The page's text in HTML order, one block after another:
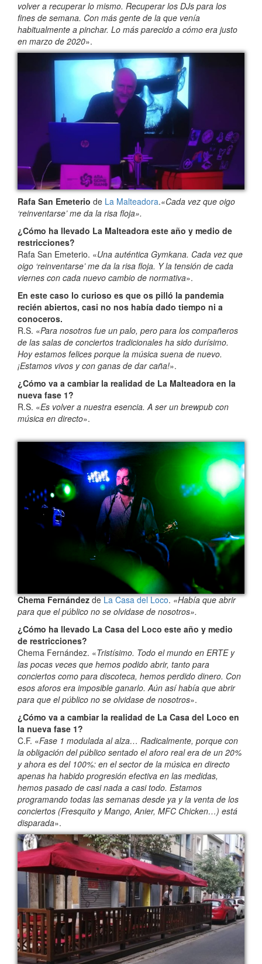
volver a recuperar lo mismo. Recuperar los DJs para los
fines de semana. Con más gente de la que venía
habitualmente a pinchar. Lo más parecido a cómo era justo
en marzo de 2020».
Rafa San Emeterio de La Malteadora.«Cada vez que oigo
‘reinventarse’ me da la risa floja».
¿Cómo ha llevado La Malteadora este año y medio de
restricciones?
Rafa San Emeterio. «Una auténtica Gymkana. Cada vez que
oigo ‘reinventarse’ me da la risa floja. Y la tensión de cada
viernes con cada nuevo cambio de normativa».
En este caso lo curioso es que os pilló la pandemia
recién abiertos, casi no nos había dado tiempo ni a
conoceros.
R.S. «Para nosotros fue un palo, pero para los compañeros
de las salas de conciertos tradicionales ha sido durísimo.
Hoy estamos felices porque la música suena de nuevo.
¡Estamos vivos y con ganas de dar caña!».
¿Cómo va a cambiar la realidad de La Malteadora en la
nueva fase 1?
R.S. «Es volver a nuestra esencia. A ser un brewpub con
música en directo».
Chema FernándezdeLa Casa del Loco.«Había que abrir
para que el público no se olvidase de nosotros».
¿Cómo ha llevado La Casa del Loco este año y medio
de restricciones?
Chema Fernández. «Tristísimo. Todo el mundo en ERTE y
las pocas veces que hemos podido abrir, tanto para
conciertos como para discoteca, hemos perdido dinero. Con
esos aforos era imposible ganarlo. Aún así había que abrir
para que el público no se olvidase de nosotros».
¿Cómo va a cambiar la realidad de La Casa del Loco en
la nueva fase 1?
C.F. «Fase 1 modulada al alza… Radicalmente, porque con
la obligación del público sentado el aforo real era de un 20%
y ahora es del 100%: en el sector de la música en directo
apenas ha habido progresión efectiva en las medidas,
hemos pasado de casi nada a casi todo. Estamos
programando todas las semanas desde ya y la venta de los
conciertos (Fresquito y Mango, Anier, MFC Chicken…) está
disparada».